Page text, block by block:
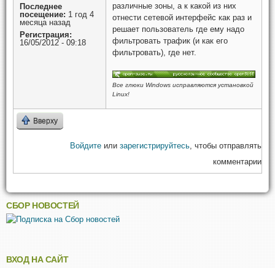
Последнее
посещение: 1 год 4
месяца назад
Регистрация:
16/05/2012 - 09:18
различные зоны, а к какой из них
отнести сетевой интерфейс как раз и
решает пользователь где ему надо
фильтровать трафик (и как его
фильтровать), где нет.
Все глюки Windows исправляются установкой
Linux!
Вверху
Войдите или зарегистрируйтесь, чтобы отправлять
комментарии
СБОР НОВОСТЕЙ
ВХОД НА САЙТ